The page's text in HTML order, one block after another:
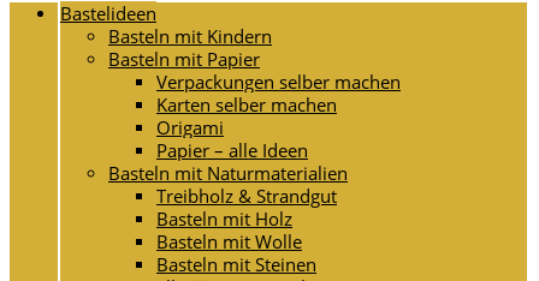
Bastelideen
Basteln mit Kindern
Basteln mit Papier
Verpackungen selber machen
Karten selber machen
Origami
Papier – alle Ideen
Basteln mit Naturmaterialien
Treibholz & Strandgut
Basteln mit Holz
Basteln mit Wolle
Basteln mit Steinen